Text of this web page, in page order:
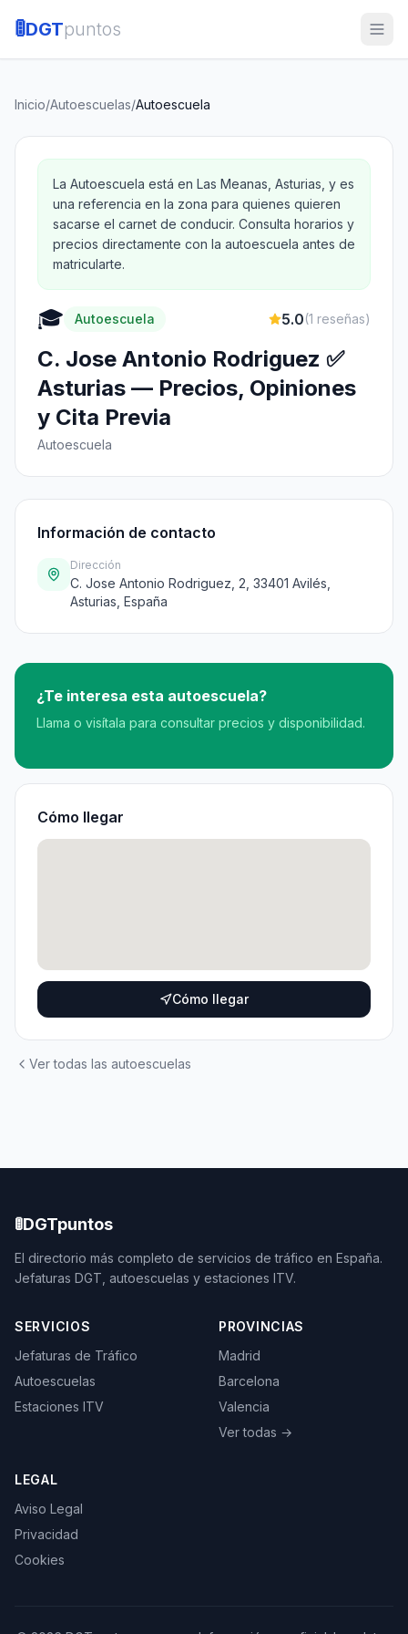
🚦DGTpuntos
Inicio/Autoescuelas/Autoescuela
La Autoescuela está en Las Meanas, Asturias, y es
una referencia en la zona para quienes quieren
sacarse el carnet de conducir. Consulta horarios y
precios directamente con la autoescuela antes de
matricularte.
🎓 Autoescuela 5.0(1 reseñas)
C. Jose Antonio Rodriguez ✅
Asturias — Precios, Opiniones
y Cita Previa
Autoescuela
Información de contacto
Dirección
C. Jose Antonio Rodriguez, 2, 33401 Avilés,
Asturias, España
¿Te interesa esta autoescuela?
Llama o visítala para consultar precios y disponibilidad.
Cómo llegar
Cómo llegar
Ver todas las autoescuelas
🚦DGTpuntos
El directorio más completo de servicios de tráfico en España.
Jefaturas DGT, autoescuelas y estaciones ITV.
SERVICIOS
Jefaturas de Tráfico
Autoescuelas
Estaciones ITV
PROVINCIAS
Madrid
Barcelona
Valencia
Ver todas →
LEGAL
Aviso Legal
Privacidad
Cookies